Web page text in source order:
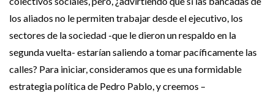
los aliados no le permiten trabajar desde el ejecutivo, los
sectores de la sociedad -que le dieron un respaldo en la
segunda vuelta- estarían saliendo a tomar pacíficamente las
calles? Para iniciar, consideramos que es una formidable
estrategia política de Pedro Pablo, y creemos –